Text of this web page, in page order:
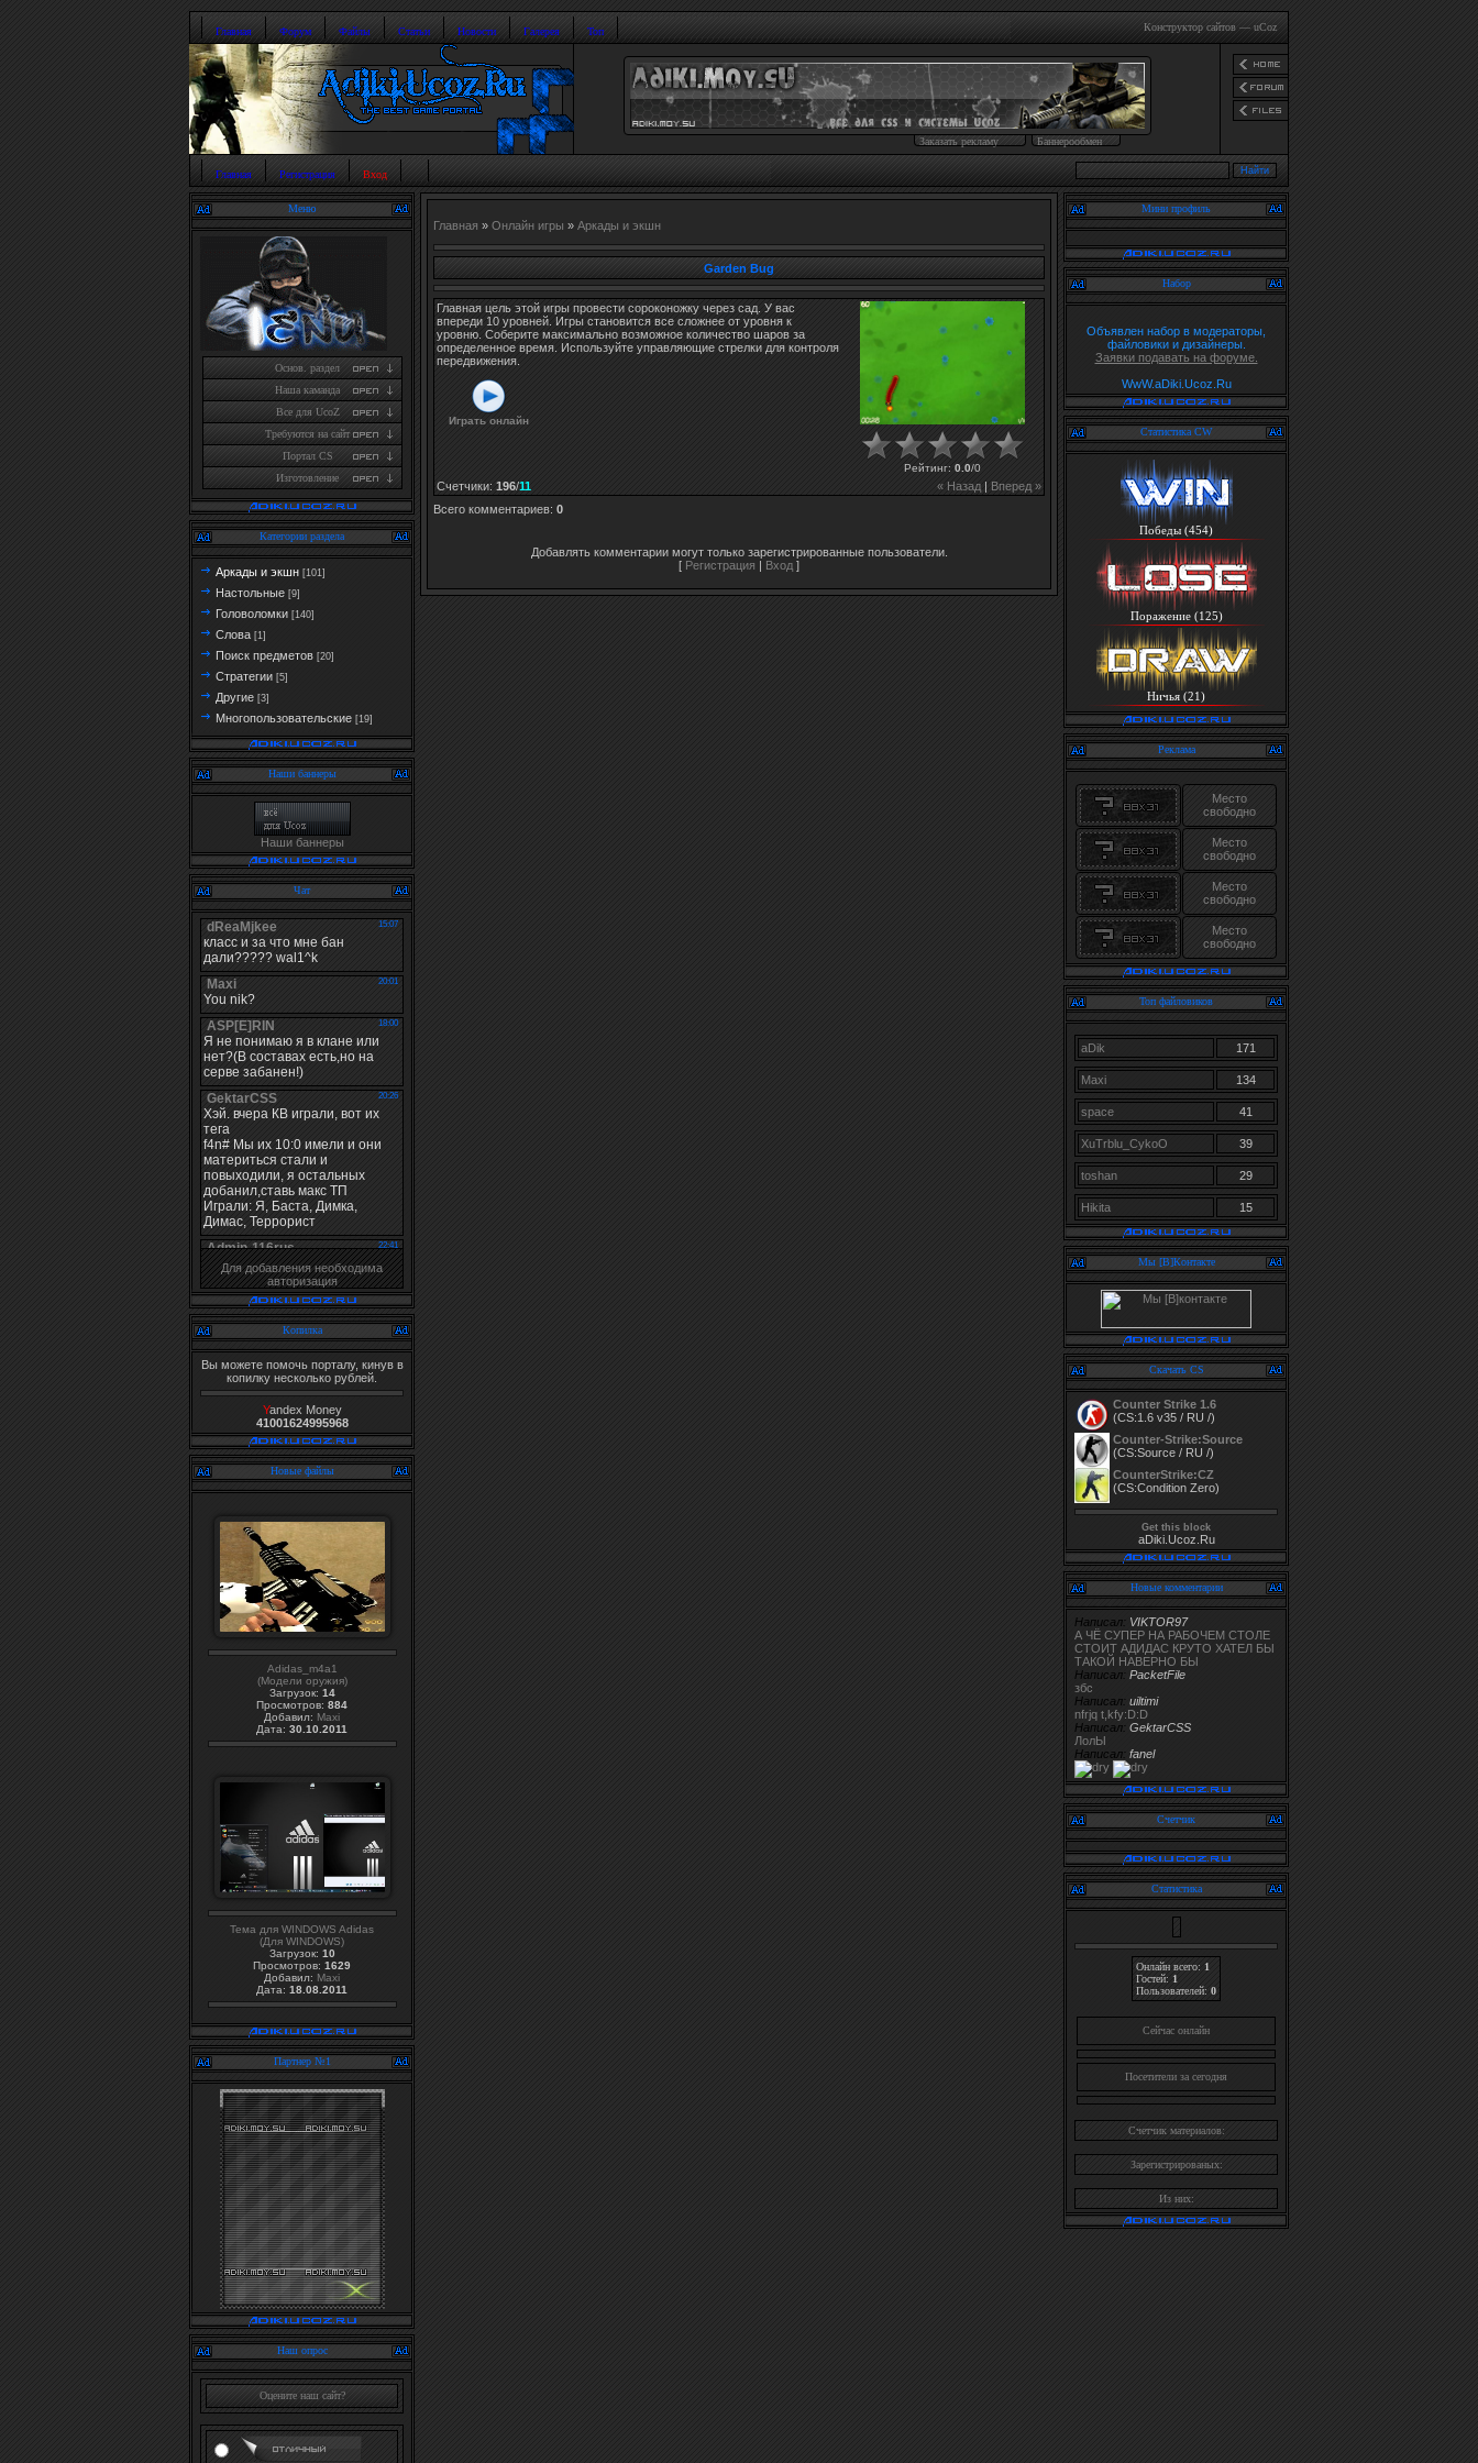
Главная Форум Файлы Статьи Новости Галерея Топ Конструктор сайтов — uCoz
Баннерообмен
Заказать рекламу
Главная Регистрация Вход
Меню
Основ. раздел
Наша каманда
Все для UcoZ
Требуются на сайт
Портал CS
Изготовление
Категории раздела
Аркады и экшн [101]
Настольные [9]
Головоломки [140]
Слова [1]
Поиск предметов [20]
Стратегии [5]
Другие [3]
Многопользовательские [19]
Наши баннеры
Наши баннеры
Чат
Для добавления необходима
авторизация
Копилка
Вы можете помочь порталу, кинув в
копилку несколько рублей.
Yandex Money
41001624995968
Новые файлы
Adidas_m4a1
(Модели оружия)
Загрузок: 14
Просмотров: 884
Добавил: Maxi
Дата: 30.10.2011
Тема для WINDOWS Adidas
(Для WINDOWS)
Загрузок: 10
Просмотров: 1629
Добавил: Maxi
Дата: 18.08.2011
Партнер №1
Наш опрос
Оцените наш сайт?
Главная » Онлайн игры » Аркады и экшн
Garden Bug
Главная цель этой игры провести сороконожку через сад. У вас
впереди 10 уровней. Игры становится все сложнее от уровня к
уровню. Соберите максимально возможное количество шаров за
определенное время. Используйте управляющие стрелки для контроля
передвижения.
Играть онлайн
Рейтинг: 0.0/0
« Назад | Вперед »
Счетчики: 196/11
Всего комментариев: 0
Добавлять комментарии могут только зарегистрированные пользователи.
[ Регистрация | Вход ]
Мини профиль
Набор
Объявлен набор в модераторы,
файловики и дизайнеры.
Заявки подавать на форуме.
WwW.aDiki.Ucoz.Ru
Статистика CW
Победы (454)
Поражение (125)
Ничья (21)
Реклама
Место
свободно
Место
свободно
Место
свободно
Место
свободно
Топ файловиков
aDik 171
Maxi 134
space 41
XuTrblu_CykoO 39
toshan 29
Hikita 15
Мы [В]Контакте
Скачать CS
Counter Strike 1.6
(CS:1.6 v35 / RU /)
Counter-Strike:Source
(CS:Source / RU /)
CounterStrike:CZ
(CS:Condition Zero)
Get this block
aDiki.Ucoz.Ru
Новые комментарии
Написал: VIKTOR97
А ЧЁ СУПЕР НА РАБОЧЕМ СТОЛЕ
СТОИТ АДИДАС КРУТО ХАТЕЛ БЫ
ТАКОЙ НАВЕРНО БЫ
Написал: PacketFile
збс
Написал: uiltimi
nfrjq t,kfy:D:D
Написал: GektarCSS
ЛолЫ
Написал: fanel
Счетчик
Статистика
Онлайн всего: 1
Гостей: 1
Пользователей: 0
Cейчас онлайн
Посетители за сегодня
Счетчик материалов:
Зарегистрированых:
Из них: